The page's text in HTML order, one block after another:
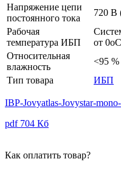
Напряжение цепи
постоянного тока
720 B
Рабочая
температура ИБП
от
Относительная
влажность
<95 %
Тип товара
ИБП
IBP-Jovyatlas-Jovystar-
pdf 704 Кб
Как оплатить товар?